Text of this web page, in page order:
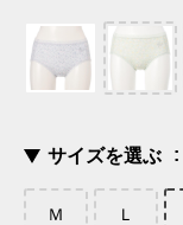
サイズを選ぶ
Ｍ Ｌ